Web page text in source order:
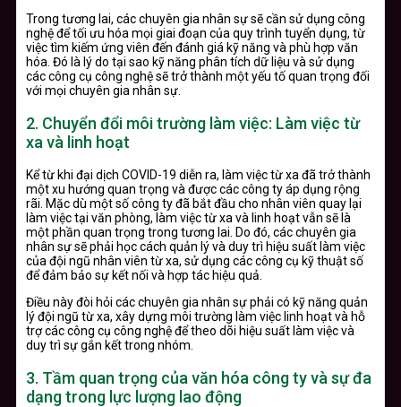
Trong tương lai, các chuyên gia nhân sự sẽ cần sử dụng công
nghệ để tối ưu hóa mọi giai đoạn của quy trình tuyển dụng, từ
việc tìm kiếm ứng viên đến đánh giá kỹ năng và phù hợp văn
hóa. Đó là lý do tại sao kỹ năng phân tích dữ liệu và sử dụng
các công cụ công nghệ sẽ trở thành một yếu tố quan trọng đối
với mọi chuyên gia nhân sự.
2. Chuyển đổi môi trường làm việc: Làm việc từ
xa và linh hoạt
Kể từ khi đại dịch COVID-19 diễn ra, làm việc từ xa đã trở thành
một xu hướng quan trọng và được các công ty áp dụng rộng
rãi. Mặc dù một số công ty đã bắt đầu cho nhân viên quay lại
làm việc tại văn phòng, làm việc từ xa và linh hoạt vẫn sẽ là
một phần quan trọng trong tương lai. Do đó, các chuyên gia
nhân sự sẽ phải học cách quản lý và duy trì hiệu suất làm việc
của đội ngũ nhân viên từ xa, sử dụng các công cụ kỹ thuật số
để đảm bảo sự kết nối và hợp tác hiệu quả.
Điều này đòi hỏi các chuyên gia nhân sự phải có kỹ năng quản
lý đội ngũ từ xa, xây dựng môi trường làm việc linh hoạt và hỗ
trợ các công cụ công nghệ để theo dõi hiệu suất làm việc và
duy trì sự gắn kết trong nhóm.
3. Tầm quan trọng của văn hóa công ty và sự đa
dạng trong lực lượng lao động